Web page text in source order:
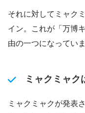
それに対してミャク
イン。これが「万博
由の一つになっていま
ミャクミャク
ミャクミャクが発表